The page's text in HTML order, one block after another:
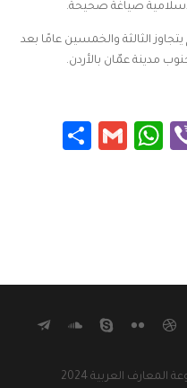
صياغةً صحيحةً.
عن عمرٍ لم يتجاوز الثالثة والخمسين عامًا بعد
مدينة عمّان بالأردن.
Viber
WhatsApp
Gmail
العربية 2024